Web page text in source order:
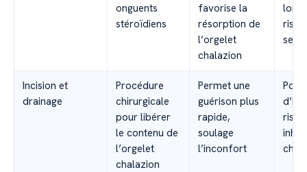
onguents
stéroïdiens
favorise la
résorption de
l’orgelet
chalazion
long
Incision et
drainage
Procédure
chirurgicale
pour libérer
le contenu de
l’orgelet
chalazion
Permet une
guérison plus
rapide,
soulage
l’inconfort